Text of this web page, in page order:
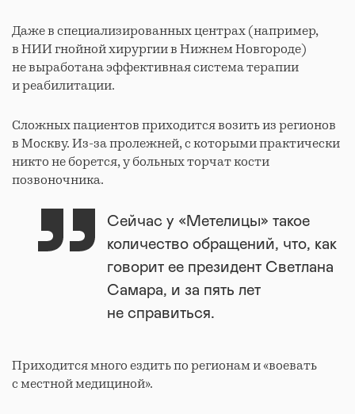
Даже в специализированных центрах (например,
в НИИ гнойной хирургии в Нижнем Новгороде)
не выработана эффективная система терапии
и реабилитации.
Сложных пациентов приходится возить из регионов
в Москву. Из-за пролежней, с которыми практически
никто не борется, у больных торчат кости
позвоночника.
Сейчас у «Метелицы» такое
количество обращений, что, как
говорит ее президент Светлана
Самара, и за пять лет
не справиться.
Приходится много ездить по регионам и «воевать
с местной медициной».